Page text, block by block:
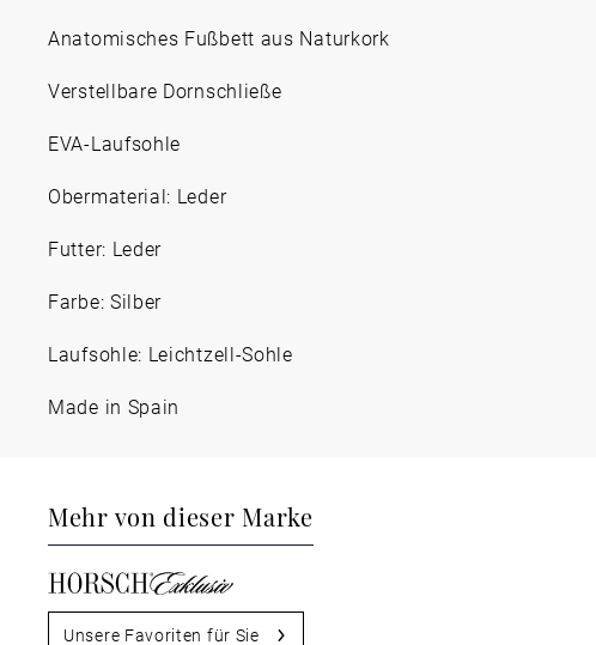
Anatomisches Fußbett aus Naturkork
Verstellbare Dornschließe
EVA-Laufsohle
Obermaterial: Leder
Futter: Leder
Farbe: Silber
Laufsohle: Leichtzell-Sohle
Made in Spain
Mehr von dieser Marke
Unsere Favoriten für Sie